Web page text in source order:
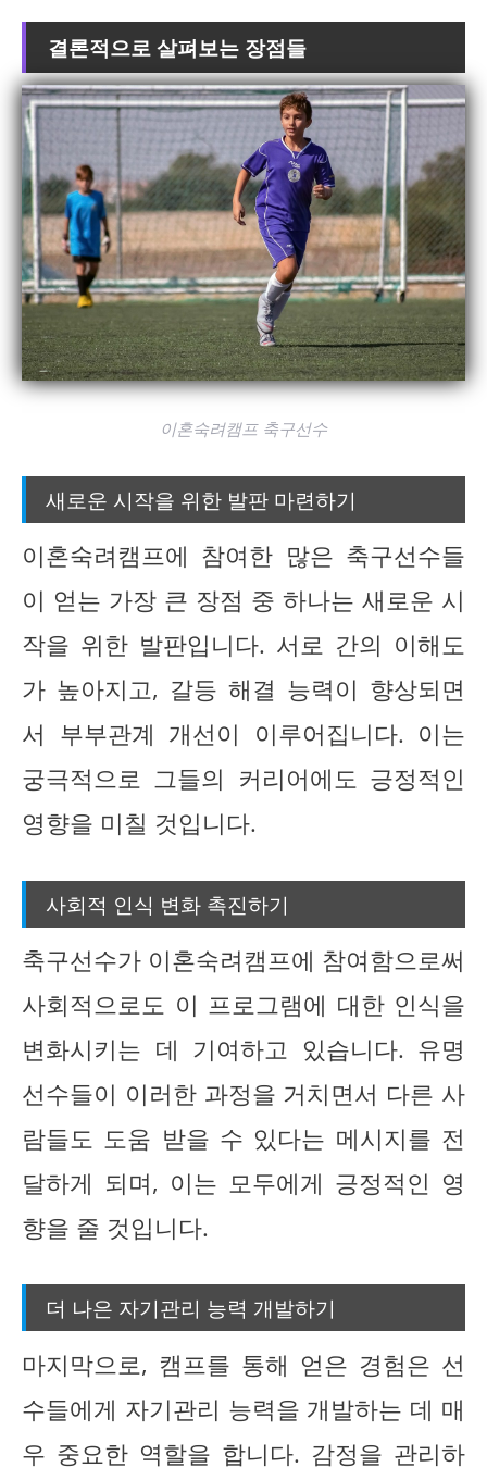
결론적으로 살펴보는 장점들
이혼숙려캠프 축구선수
새로운 시작을 위한 발판 마련하기
이혼숙려캠프에 참여한 많은 축구선수들
이 얻는 가장 큰 장점 중 하나는 새로운 시
작을 위한 발판입니다. 서로 간의 이해도
가 높아지고, 갈등 해결 능력이 향상되면
서 부부관계 개선이 이루어집니다. 이는
궁극적으로 그들의 커리어에도 긍정적인
영향을 미칠 것입니다.
사회적 인식 변화 촉진하기
축구선수가 이혼숙려캠프에 참여함으로써
사회적으로도 이 프로그램에 대한 인식을
변화시키는 데 기여하고 있습니다. 유명
선수들이 이러한 과정을 거치면서 다른 사
람들도 도움 받을 수 있다는 메시지를 전
달하게 되며, 이는 모두에게 긍정적인 영
향을 줄 것입니다.
더 나은 자기관리 능력 개발하기
마지막으로, 캠프를 통해 얻은 경험은 선
수들에게 자기관리 능력을 개발하는 데 매
우 중요한 역할을 합니다. 감정을 관리하